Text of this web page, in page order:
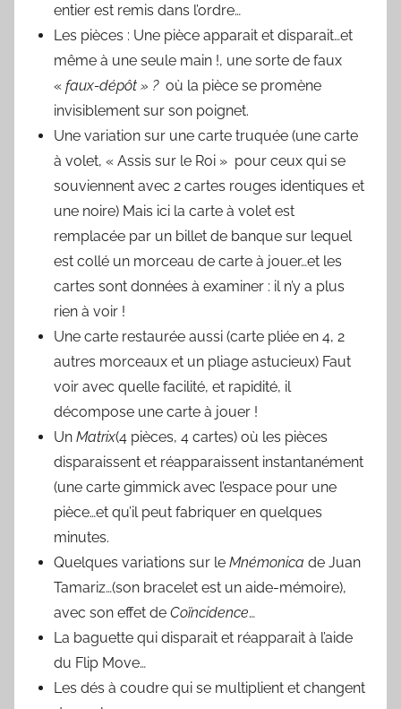
entier est remis dans l’ordre…
Les pièces : Une pièce apparait et disparait…et
même à une seule main !, une sorte de faux
« faux-dépôt » ? où la pièce se promène
invisiblement sur son poignet.
Une variation sur une carte truquée (une carte
à volet, « Assis sur le Roi » pour ceux qui se
souviennent avec 2 cartes rouges identiques et
une noire) Mais ici la carte à volet est
remplacée par un billet de banque sur lequel
est collé un morceau de carte à jouer…et les
cartes sont données à examiner : il n’y a plus
rien à voir !
Une carte restaurée aussi (carte pliée en 4, 2
autres morceaux et un pliage astucieux) Faut
voir avec quelle facilité, et rapidité, il
décompose une carte à jouer !
Un Matrix(4 pièces, 4 cartes) où les pièces
disparaissent et réapparaissent instantanément
(une carte gimmick avec l’espace pour une
pièce…et qu’il peut fabriquer en quelques
minutes.
Quelques variations sur le Mnémonica de Juan
Tamariz…(son bracelet est un aide-mémoire),
avec son effet de Coïncidence…
La baguette qui disparait et réapparait à l’aide
du Flip Move…
Les dés à coudre qui se multiplient et changent